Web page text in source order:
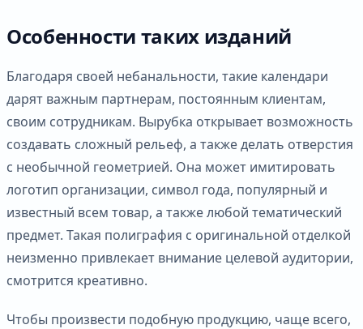
Особенности таких изданий
Благодаря своей небанальности, такие календари
дарят важным партнерам, постоянным клиентам,
своим сотрудникам. Вырубка открывает возможность
создавать сложный рельеф, а также делать отверстия
с необычной геометрией. Она может имитировать
логотип организации, символ года, популярный и
известный всем товар, а также любой тематический
предмет. Такая полиграфия с оригинальной отделкой
неизменно привлекает внимание целевой аудитории,
смотрится креативно.
Чтобы произвести подобную продукцию, чаще всего,